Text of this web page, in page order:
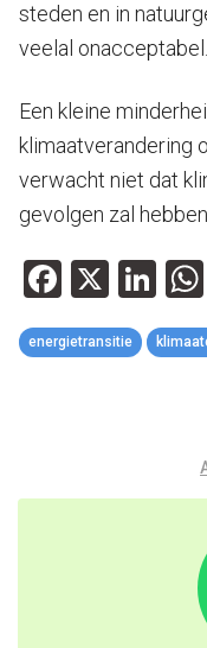
steden en in
veelal onacceptabel.
Een kleine
klimaatverandering
verwacht niet dat
gevolgen zal hebben.
X
energietransitie